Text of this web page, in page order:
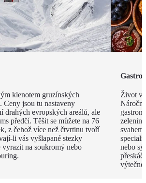
klenotem gruzínských
jsou tu nastaveny
drahých evropských areálů, ale
předčí. Těšit se můžete na 76
z čehož více než čtvrtinu tvoří
li vás vyšlapané stezky
vyrazit na soukromý nebo
Život v
nebo